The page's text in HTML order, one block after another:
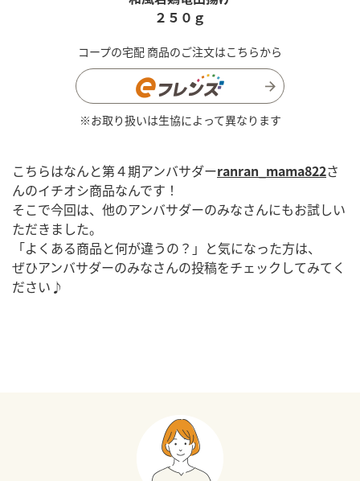
２５０ｇ
コープの宅配 商品のご注文はこちらから
※お取り扱いは生協によって異なります
こちらはなんと第４期アンバサダーranran_mama822さ
んのイチオシ商品なんです！
そこで今回は、他のアンバサダーのみなさんにもお試しい
ただきました。
「よくある商品と何が違うの？」と気になった方は、
ぜひアンバサダーのみなさんの投稿をチェックしてみてく
ださい♪